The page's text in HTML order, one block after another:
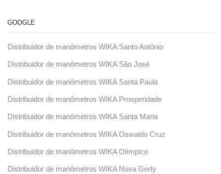
GOOGLE
Distribuidor de manômetros WIKA Santo Antônio
Distribuidor de manômetros WIKA São José
Distribuidor de manômetros WIKA Santa Paula
Distribuidor de manômetros WIKA Prosperidade
Distribuidor de manômetros WIKA Santa Maria
Distribuidor de manômetros WIKA Oswaldo Cruz
Distribuidor de manômetros WIKA Olímpico
Distribuidor de manômetros WIKA Nova Gerty